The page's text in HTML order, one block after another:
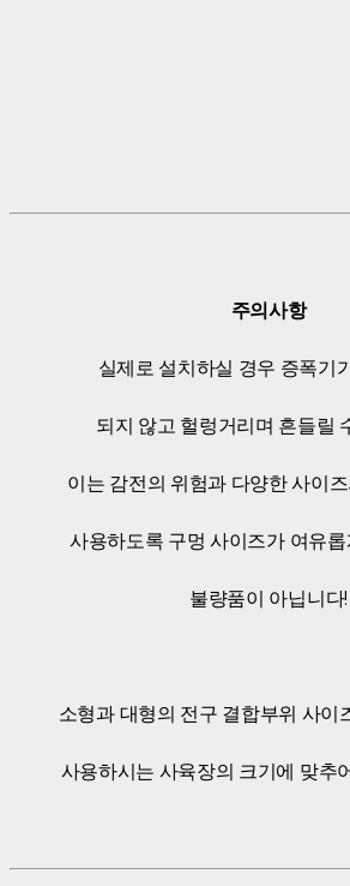
주의사항
실제로 설치하실 경우 증폭기
되지 않고 헐렁거리며 흔들릴
이는 감전의 위험과 다양한 사이
사용하도록 구멍 사이즈가 여유
불량품이 아닙니다!
소형과 대형의 전구 결합부위 사이
사용하시는 사육장의 크기에 맞추